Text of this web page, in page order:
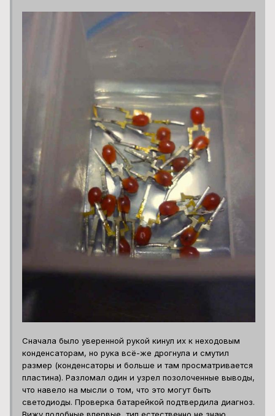
Сначала было уверенной рукой кинул их к неходовым
конденсаторам, но рука всё-же дрогнула и смутил
размер (конденсаторы и больше и там просматривается
пластина). Разломал один и узрел позолоченные выводы,
что навело на мысли о том, что это могут быть
светодиоды. Проверка батарейкой подтвердила диагноз.